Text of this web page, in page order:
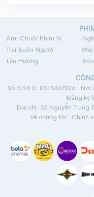
Ám: Chuỗi Phim Ngắn Linh Dị
Trại Buôn Người
Lên Hương
Số ĐKKD: 0315367026 ·
· Đăng ký
Địa chỉ: 33 Nguyễn Trung
Về chúng tôi · Chính